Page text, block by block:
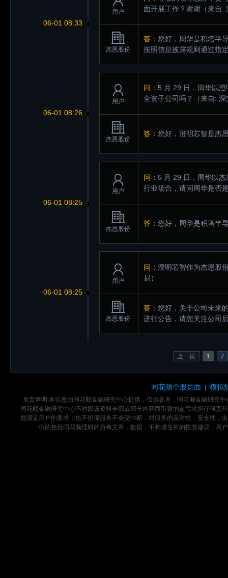
06-01 08:33
用户
面开展工作？谢谢 （来自
杰恩股份
答： 您好，周华是积塔半
按照信息披露规则通过指
06-01 08:26
用户
问： 5 月 29 日，周华以
全资子公司吗？
（来自:
杰恩股份
答： 您好，澄明芯智是杰
06-01 08:25
用户
问： 5 月 29 日，周华以
行业场合，请问周华是否
杰恩股份
答： 您好，周华是积塔半
06-01 08:25
用户
问： 澄明芯智作为杰恩股
易）
杰恩股份
答： 您好，关于公司未来
进行公告，请您关注公司
上一页 1 2
同花顺个股页面 模拟
免责声明:本信息由同花顺金融研究中心提供，仅供参考，同花顺金融研究
同花顺金融研究中心不对因该资料全部或部分内容而引致的盈亏承担任何
能满足用户的要求，也不担保服务不会受中断，对服务的及时性，安全性，
供的包括同花顺理财的所有文章，数据，不构成任何的投资建议，用